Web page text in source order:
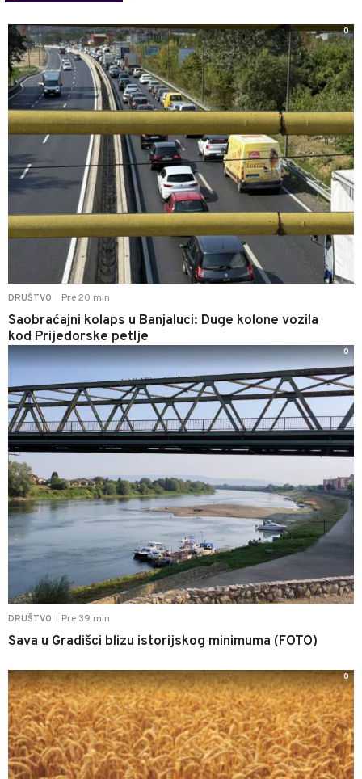
DRUŠTVO Pre 20 min
Saobraćajni kolaps u Banjaluci: Duge kolone vozila
kod Prijedorske petlje
0
DRUŠTVO Pre 39 min
Sava u Gradišci blizu istorijskog minimuma (FOTO)
0
0